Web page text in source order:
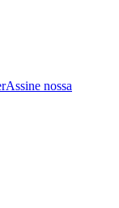
Assine nossa